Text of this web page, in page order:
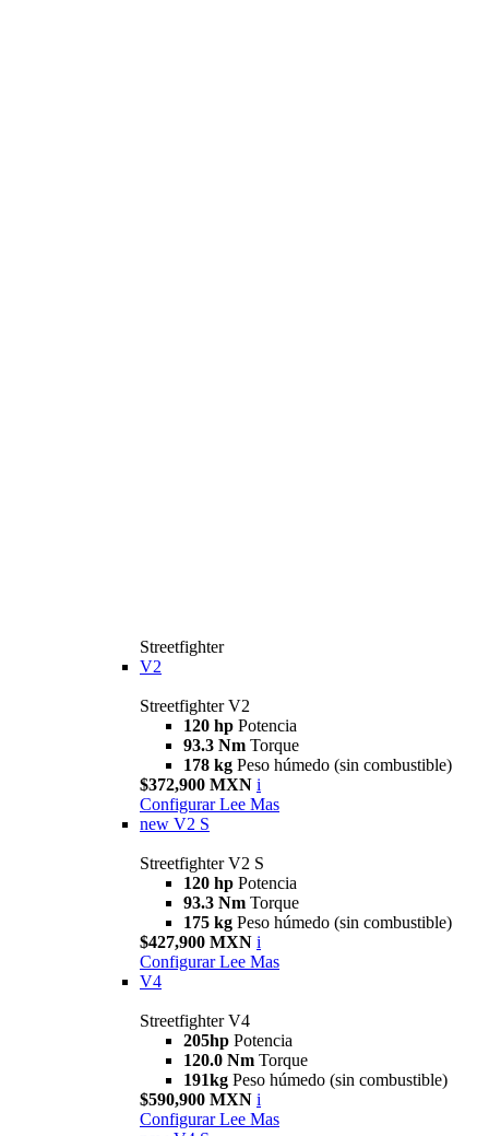
Streetfighter
V2
Streetfighter V2
120 hp Potencia
93.3 Nm Torque
178 kg Peso húmedo (sin combustible)
$372,900 MXN i
Configurar Lee Mas
new V2 S
Streetfighter V2 S
120 hp Potencia
93.3 Nm Torque
175 kg Peso húmedo (sin combustible)
$427,900 MXN i
Configurar Lee Mas
V4
Streetfighter V4
205hp Potencia
120.0 Nm Torque
191kg Peso húmedo (sin combustible)
$590,900 MXN i
Configurar Lee Mas